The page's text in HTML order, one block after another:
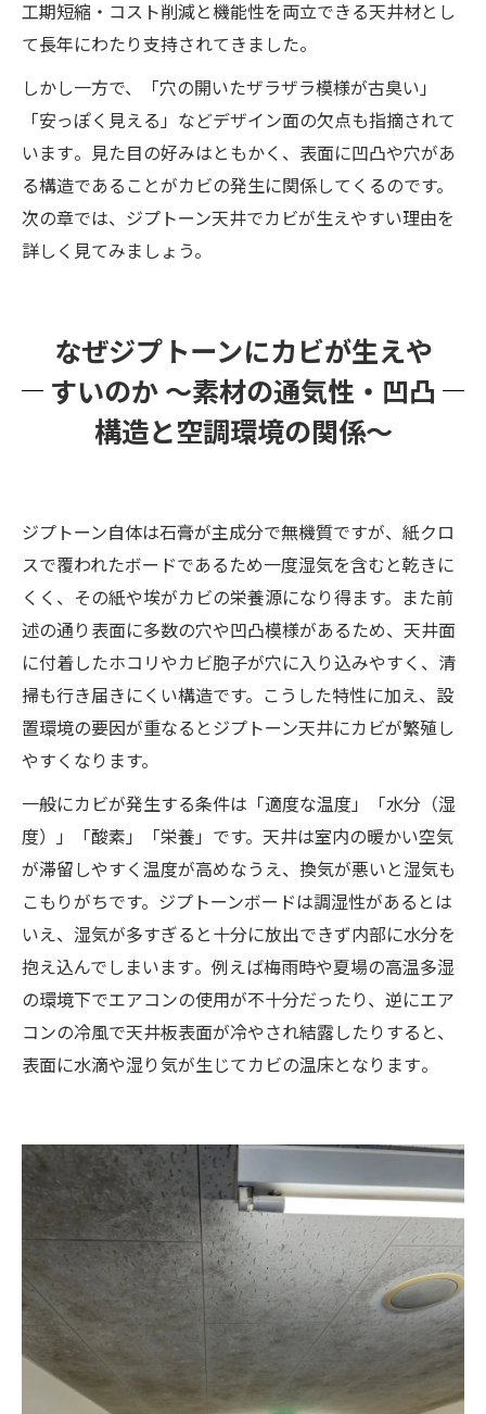
工期短縮・コスト削減と機能性を両立できる天井材とし
て長年にわたり支持されてきました。
しかし一方で、「穴の開いたザラザラ模様が古臭い」
「安っぽく見える」などデザイン面の欠点も指摘されて
います​。見た目の好みはともかく、表面に凹凸や穴があ
る構造であることがカビの発生に関係してくるのです。
次の章では、ジプトーン天井でカビが生えやすい理由を
詳しく見てみましょう。
なぜジプトーンにカビが生えや
すいのか ～素材の通気性・凹凸
構造と空調環境の関係～
ジプトーン自体は石膏が主成分で無機質ですが、紙クロ
スで覆われたボードであるため一度湿気を含むと乾きに
くく、その紙や埃がカビの栄養源になり得ます。また前
述の通り表面に多数の穴や凹凸模様があるため、天井面
に付着したホコリやカビ胞子が穴に入り込みやすく、清
掃も行き届きにくい構造です。こうした特性に加え、設
置環境の要因が重なるとジプトーン天井にカビが繁殖し
やすくなります。
一般にカビが発生する条件は「適度な温度」「水分（湿
度）」「酸素」「栄養」です。天井は室内の暖かい空気
が滞留しやすく温度が高めなうえ、換気が悪いと湿気も
こもりがちです。ジプトーンボードは調湿性があるとは
いえ、湿気が多すぎると十分に放出できず内部に水分を
抱え込んでしまいます​。例えば梅雨時や夏場の高温多湿
の環境下でエアコンの使用が不十分だったり、逆にエア
コンの冷風で天井板表面が冷やされ結露したりすると、
表面に水滴や湿り気が生じてカビの温床となります​。